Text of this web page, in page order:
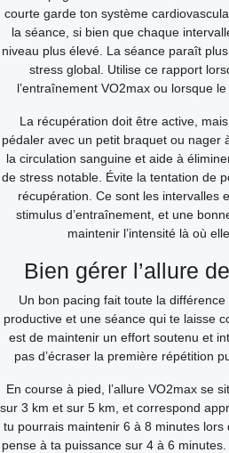
courte garde ton système
la séance, si bien que chaque
niveau plus élevé. La séance paraît
stress global. Utilise ce rapport
l’entraînement VO2max ou lorsque
La récupération doit être active,
pédaler avec un petit braquet ou nager
la circulation sanguine et aide à
de stress notable. Évite la tentation de
récupération. Ce sont les intervalles
stimulus d’entraînement, et une
maintenir l’intensité là où
Bien gérer l’allure
Un bon pacing fait toute la
productive et une séance qui te laisse
est de maintenir un effort soutenu et
pas d’écraser la première répétition
En course à pied, l’allure VO2max se
sur 3 km et sur 5 km, et correspond
tu pourrais maintenir 6 à 8 minutes lors
pense à ta puissance sur 4 à 6